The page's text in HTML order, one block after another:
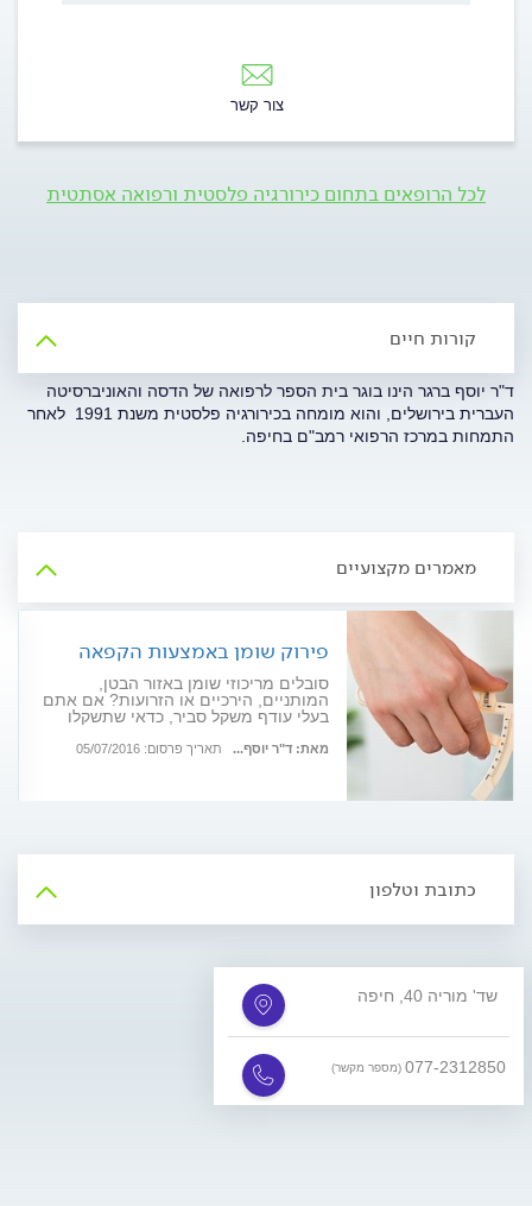
צור קשר
לכל הרופאים בתחום כירורגיה פלסטית ורפואה אסתטית
קורות חיים
ד"ר יוסף ברגר הינו בוגר בית הספר לרפואה של הדסה והאוניברסיטה
העברית בירושלים, והוא מומחה בכירורגיה פלסטית משנת 1991  לאחר
התמחות במרכז הרפואי רמב"ם בחיפה.
מאמרים מקצועיים
פירוק שומן באמצעות הקפאה
סובלים מריכוזי שומן באזור הבטן,
המותניים, הירכיים או הזרועות? אם אתם
בעלי עודף משקל סביר, כדאי שתשקלו
באמצעות הקפאה
מאת: ד"ר יוסף... תאריך פרסום: 05/07/2016
כתובת וטלפון
שד' מוריה 40, חיפה
077-2312850 (מספר מקשר)